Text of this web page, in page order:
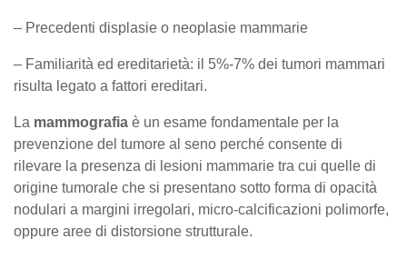
– Precedenti displasie o neoplasie mammarie
– Familiarità ed ereditarietà: il 5%-7% dei tumori mammari
risulta legato a fattori ereditari.
La mammografia è un esame fondamentale per la
prevenzione del tumore al seno perché consente di
rilevare la presenza di lesioni mammarie tra cui quelle di
origine tumorale che si presentano sotto forma di opacità
nodulari a margini irregolari, micro-calcificazioni polimorfe,
oppure aree di distorsione strutturale.